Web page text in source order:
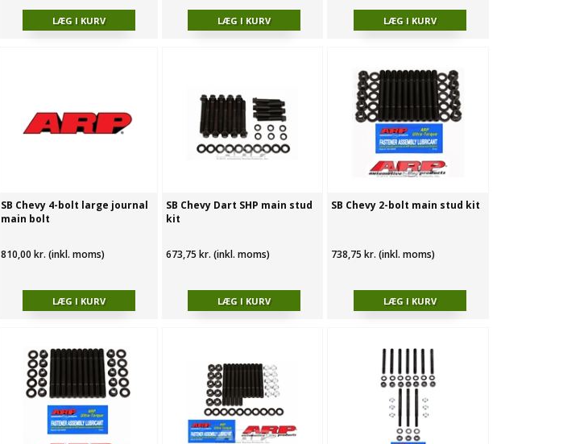
SB Chevy 4-bolt large journal
main bolt
810,00 kr. (inkl. moms)
SB Chevy Dart SHP main stud
kit
673,75 kr. (inkl. moms)
SB Chevy 2-bolt main stud kit
738,75 kr. (inkl. moms)